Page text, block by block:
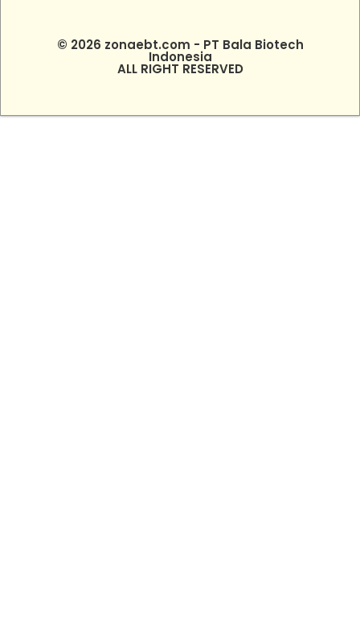
© 2026 zonaebt.com - PT Bala Biotech
Indonesia
ALL RIGHT RESERVED